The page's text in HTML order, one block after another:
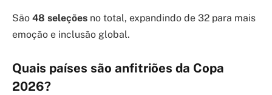
São 48 seleções no total, expandindo de 32 para mais
emoção e inclusão global.
Quais países são anfitriões da Copa
2026?